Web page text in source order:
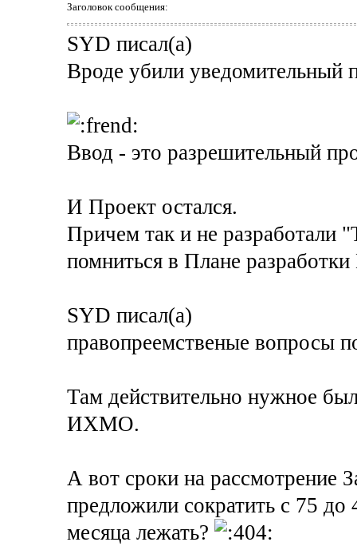
Заголовок сообщения:
SYD писал(а)
Вроде убили уведомительный
Ввод - это разрешительный
И Проект остался.
Причем так и не разработали
помниться в Плане
SYD писал(а)
правопреемственые вопросы
Там действительно нужное
ИХМО.
А вот сроки на рассмотрение
предложили сократить с 75
месяца лежать?